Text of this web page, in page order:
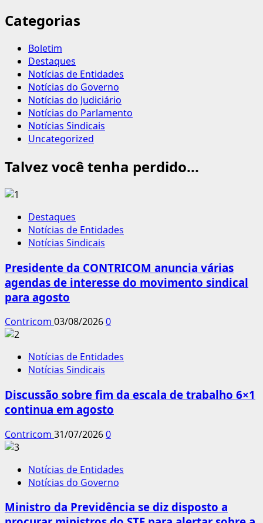
Categorias
Boletim
Destaques
Notícias de Entidades
Notícias do Governo
Notícias do Judiciário
Notícias do Parlamento
Notícias Sindicais
Uncategorized
Talvez você tenha perdido...
Destaques
Notícias de Entidades
Notícias Sindicais
Presidente da CONTRICOM anuncia várias
agendas de interesse do movimento sindical
para agosto
Contricom 03/08/20260
Notícias de Entidades
Notícias Sindicais
Discussão sobre fim da escala de trabalho 6×1
continua em agosto
Contricom 31/07/20260
Notícias de Entidades
Notícias do Governo
Ministro da Previdência se diz disposto a